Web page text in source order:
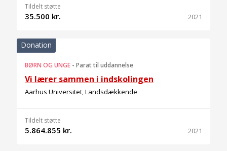
Tildelt støtte
35.500 kr. 2021
Donation
BØRN OG UNGE - Parat til uddannelse
Vi lærer sammen i indskolingen
Aarhus Universitet, Landsdækkende
Tildelt støtte
5.864.855 kr. 2021